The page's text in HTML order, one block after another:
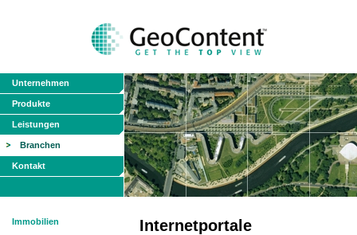
Unternehmen
Produkte
Leistungen
Branchen
Kontakt
Immobilien Internetportale